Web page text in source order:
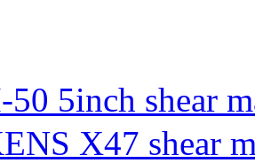
50 5inch shear
X47 shear